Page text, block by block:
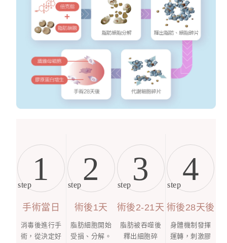
step 1
手術當日
消毒後進行手
術，從決定好
step 2
術後1天
脂肪細胞開始
受損、分解。
step 3
術後2-21天
脂肪被吞噬後
釋出細胞碎
step 4
術後28天後
身體機制發揮
運轉，刺激膠